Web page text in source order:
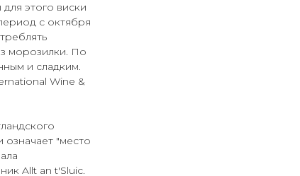
этого виски
с октября
морозилки. По
и сладким.
Wine &
означает "место
Allt an t'Sluic.